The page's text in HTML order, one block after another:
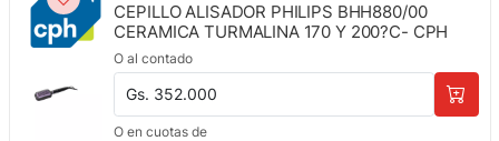
CEPILLO ALISADOR PHILIPS BHH880/00
CERAMICA TURMALINA 170 Y 200?C- CPH
O al contado
Gs. 352.000
O en cuotas de